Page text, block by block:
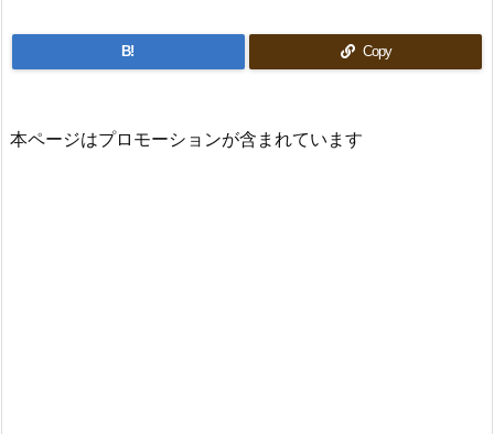
B! Copy
本ページはプロモーションが含まれています